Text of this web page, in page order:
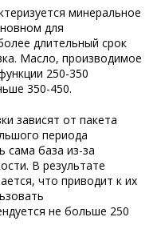
минеральное
для
длительный срок
Масло, производимое
250-350
350-450.
зависят от пакета
периода
сама база из-за
В результате
что приводит к их
не больше 250